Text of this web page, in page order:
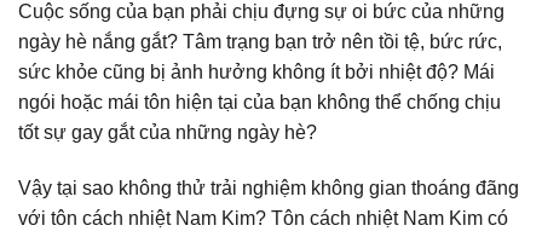
Cuộc sống của bạn phải chịu đựng sự oi bức của những
ngày hè nắng gắt? Tâm trạng bạn trở nên tồi tệ, bức rức,
sức khỏe cũng bị ảnh hưởng không ít bởi nhiệt độ? Mái
ngói hoặc mái tôn hiện tại của bạn không thể chống chịu
tốt sự gay gắt của những ngày hè?
Vậy tại sao không thử trải nghiệm không gian thoáng đãng
với tôn cách nhiệt Nam Kim? Tôn cách nhiệt Nam Kim có